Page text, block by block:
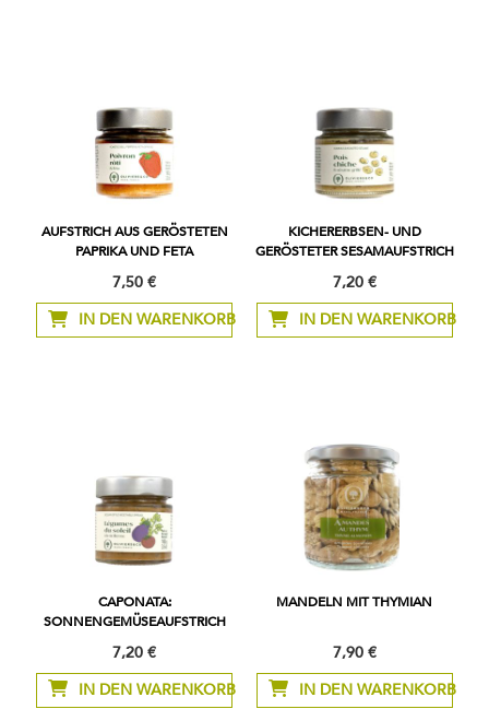
AUFSTRICH AUS GERÖSTETEN
PAPRIKA UND FETA
7,50 €
IN DEN WARENKORB
KICHERERBSEN- UND
GERÖSTETER SESAMAUFSTRICH
7,20 €
IN DEN WARENKORB
CAPONATA:
SONNENGEMÜSEAUFSTRICH
7,20 €
IN DEN WARENKORB
MANDELN MIT THYMIAN
7,90 €
IN DEN WARENKORB